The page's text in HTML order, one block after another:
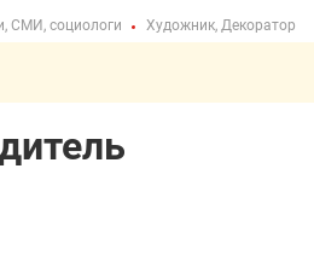
СМИ, социологи Художник, Декоратор